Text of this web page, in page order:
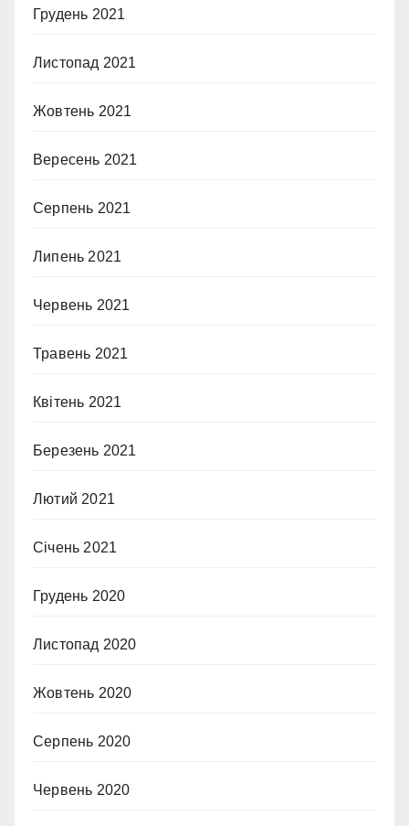
Грудень 2021
Листопад 2021
Жовтень 2021
Вересень 2021
Серпень 2021
Липень 2021
Червень 2021
Травень 2021
Квітень 2021
Березень 2021
Лютий 2021
Січень 2021
Грудень 2020
Листопад 2020
Жовтень 2020
Серпень 2020
Червень 2020